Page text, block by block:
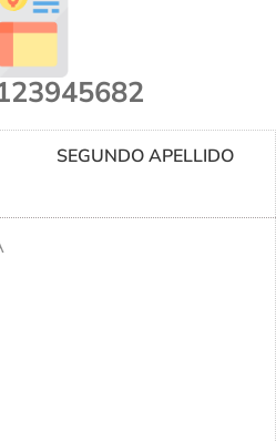
SEGUNDO APELLIDO